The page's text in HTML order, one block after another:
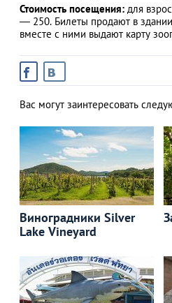
Стоимость посещения: для
— 250. Билеты продают в
вместе с ними выдают карту
Вас могут заинтересовать
Виноградники Silver
Lake Vineyard